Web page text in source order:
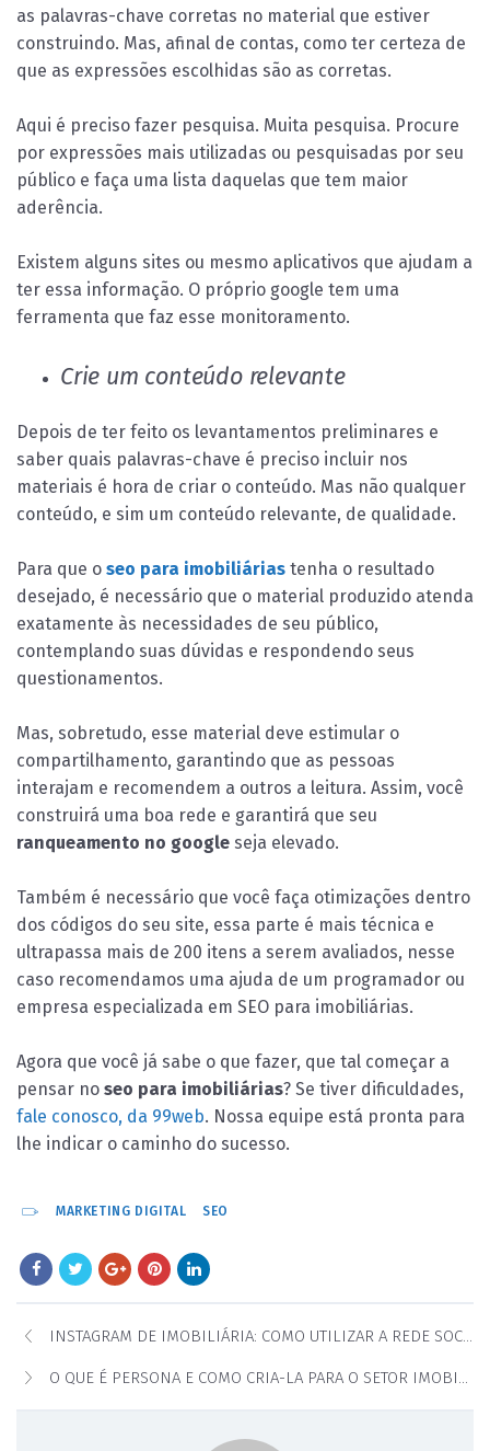
as palavras-chave corretas no material que estiver
construindo. Mas, afinal de contas, como ter certeza de
que as expressões escolhidas são as corretas.
Aqui é preciso fazer pesquisa. Muita pesquisa. Procure
por expressões mais utilizadas ou pesquisadas por seu
público e faça uma lista daquelas que tem maior
aderência.
Existem alguns sites ou mesmo aplicativos que ajudam a
ter essa informação. O próprio google tem uma
ferramenta que faz esse monitoramento.
Crie um conteúdo relevante
Depois de ter feito os levantamentos preliminares e
saber quais palavras-chave é preciso incluir nos
materiais é hora de criar o conteúdo. Mas não qualquer
conteúdo, e sim um conteúdo relevante, de qualidade.
Para que o seo para imobiliárias tenha o resultado
desejado, é necessário que o material produzido atenda
exatamente às necessidades de seu público,
contemplando suas dúvidas e respondendo seus
questionamentos.
Mas, sobretudo, esse material deve estimular o
compartilhamento, garantindo que as pessoas
interajam e recomendem a outros a leitura. Assim, você
construirá uma boa rede e garantirá que seu
ranqueamento no google seja elevado.
Também é necessário que você faça otimizações dentro
dos códigos do seu site, essa parte é mais técnica e
ultrapassa mais de 200 itens a serem avaliados, nesse
caso recomendamos uma ajuda de um programador ou
empresa especializada em SEO para imobiliárias.
Agora que você já sabe o que fazer, que tal começar a
pensar no seo para imobiliárias? Se tiver dificuldades,
fale conosco, da 99web. Nossa equipe está pronta para
lhe indicar o caminho do sucesso.
MARKETING DIGITAL SEO
INSTAGRAM DE IMOBILIÁRIA: COMO UTILIZAR A REDE SOCIAL NA VENDA DE IMÓVEIS?
O QUE É PERSONA E COMO CRIA-LA PARA O SETOR IMOBILIÁRIO